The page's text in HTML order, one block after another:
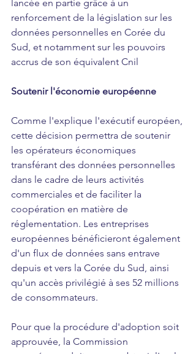
lancée en partie grâce à un
renforcement de la législation sur les
données personnelles en Corée du
Sud, et notamment sur les pouvoirs
accrus de son équivalent Cnil
Soutenir l'économie européenne
Comme l'explique l'exécutif européen,
cette décision permettra de soutenir
les opérateurs économiques
transférant des données personnelles
dans le cadre de leurs activités
commerciales et de faciliter la
coopération en matière de
réglementation. Les entreprises
européennes bénéficieront également
d'un flux de données sans entrave
depuis et vers la Corée du Sud, ainsi
qu'un accès privilégié à ses 52 millions
de consommateurs.
Pour que la procédure d'adoption soit
approuvée, la Commission